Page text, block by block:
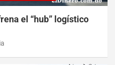
el “hub” logístico